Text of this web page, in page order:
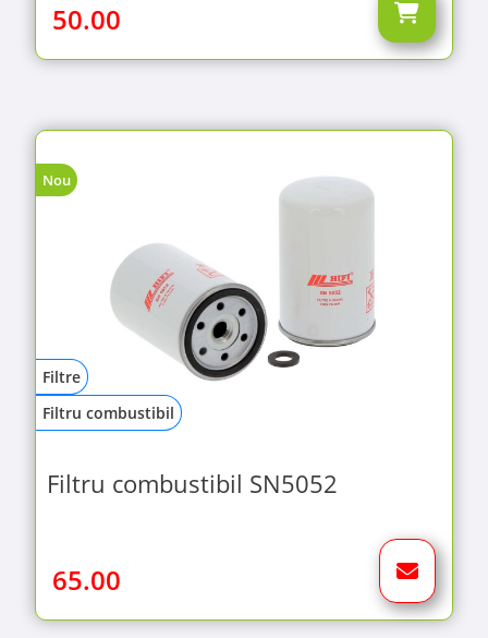
50.00
Nou
Filtre
Filtru combustibil
Filtru combustibil SN5052
65.00